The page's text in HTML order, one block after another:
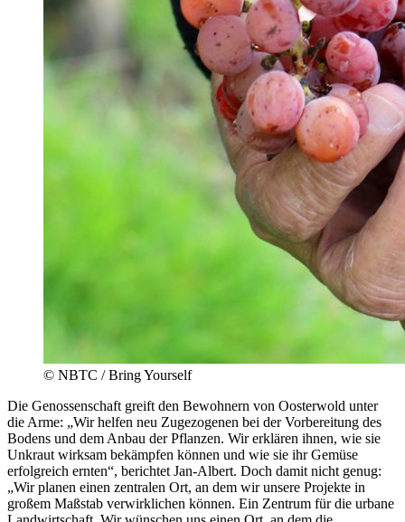
© NBTC / Bring Yourself
Die Genossenschaft greift den Bewohnern von Oosterwold unter
die Arme: „Wir helfen neu Zugezogenen bei der Vorbereitung des
Bodens und dem Anbau der Pflanzen. Wir erklären ihnen, wie sie
Unkraut wirksam bekämpfen können und wie sie ihr Gemüse
erfolgreich ernten“, berichtet Jan-Albert. Doch damit nicht genug:
„Wir planen einen zentralen Ort, an dem wir unsere Projekte in
großem Maßstab verwirklichen können. Ein Zentrum für die urbane